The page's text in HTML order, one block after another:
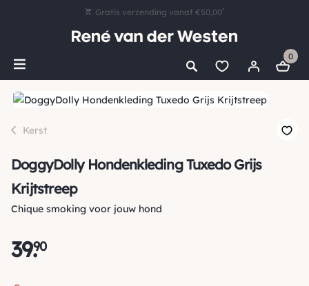
Gratis verzending vanaf €50,00*
Bestel nu, betaal later met Klarna
Ruim 16.000 artikelen op voorraad
0
Kerst
DoggyDolly Hondenkleding Tuxedo Grijs
Krijtstreep
Chique smoking voor jouw hond
39.
90